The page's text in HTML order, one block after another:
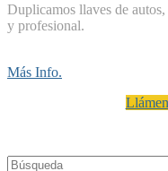
Duplicamos llaves de
y profesional.
Más Info.
Buscar: